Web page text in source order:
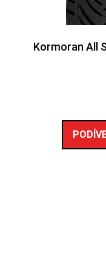
Kormoran All